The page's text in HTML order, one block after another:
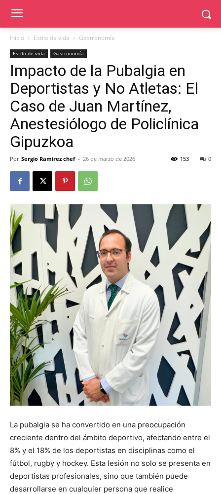
Inicio Estilo de vida Gastronomía
Estilo de vida Gastronomía
Impacto de la Pubalgia en
Deportistas y No Atletas: El
Caso de Juan Martínez,
Anestesiólogo de Policlínica
Gipuzkoa
Por Sergio Ramirez chef - 26 de marzo de 2026 0
153
La pubalgia se ha convertido en una preocupación
creciente dentro del ámbito deportivo, afectando entre el
8% y el 18% de los deportistas en disciplinas como el
fútbol, rugby y hockey. Esta lesión no solo se presenta en
deportistas profesionales, sino que también puede
desarrollarse en cualquier persona que realice